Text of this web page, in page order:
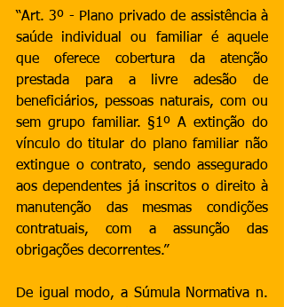
“Art. 3º - Plano privado de assistência à
saúde individual ou familiar é aquele
que oferece cobertura da atenção
prestada para a livre adesão de
beneficiários, pessoas naturais, com ou
sem grupo familiar. §1º A extinção do
vínculo do titular do plano familiar não
extingue o contrato, sendo assegurado
aos dependentes já inscritos o direito à
manutenção das mesmas condições
contratuais, com a assunção das
obrigações decorrentes.”
De igual modo, a Súmula Normativa n.